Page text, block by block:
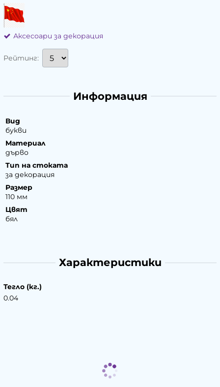
Аксесоари за декорация
Рейтинг:
Информация
Вид
букви
Материал
дърво
Тип на стоката
за декорация
Размер
110 мм
Цвят
бял
Характеристики
Тегло (кг.)
0.04